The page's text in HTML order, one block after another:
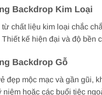
Backdrop Kim Loại
chất liệu kim loại chắc
kế hiện đại và độ bền
Backdrop Gỗ
đẹp mộc mạc và gần gũi,
niệm hoặc các buổi tiệc